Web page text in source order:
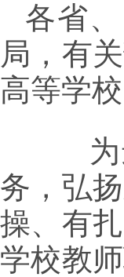
各省
局，有
高等学校
为进
务，弘
操、有
学校教